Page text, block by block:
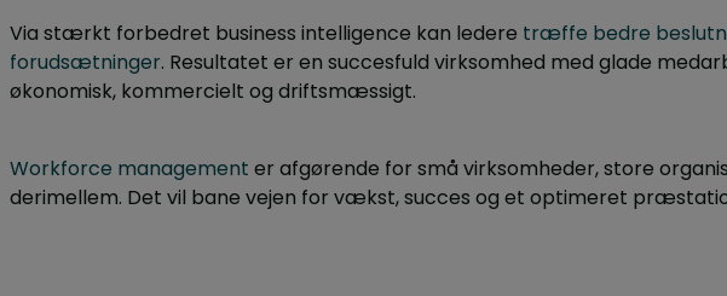
Via stærkt forbedret business intelligence kan ledere træffe bedre
forudsætninger. Resultatet er en succesfuld virksomhed med glade
økonomisk, kommercielt og driftsmæssigt.
Workforce management er afgørende for små virksomheder, store
derimellem. Det vil bane vejen for vækst, succes og et optimeret